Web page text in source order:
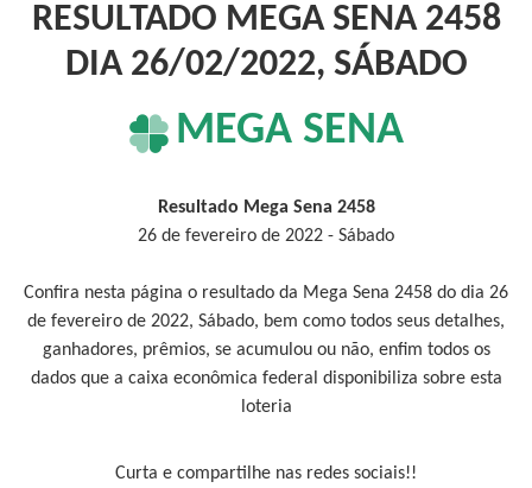
RESULTADO MEGA SENA 2458
DIA 26/02/2022, SÁBADO
MEGA SENA
Resultado Mega Sena 2458
26 de fevereiro de 2022 - Sábado
Confira nesta página o resultado da Mega Sena 2458 do dia 26
de fevereiro de 2022, Sábado, bem como todos seus detalhes,
ganhadores, prêmios, se acumulou ou não, enfim todos os
dados que a caixa econômica federal disponibiliza sobre esta
loteria
Curta e compartilhe nas redes sociais!!